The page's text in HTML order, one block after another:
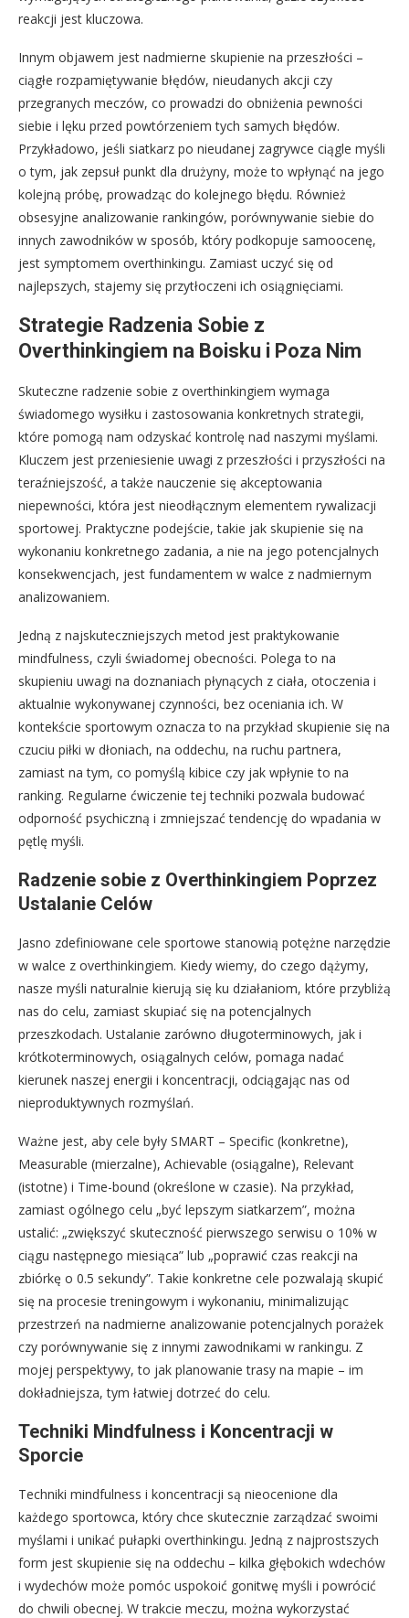
reakcji jest kluczowa.
Innym objawem jest nadmierne skupienie na przeszłości –
ciągłe rozpamiętywanie błędów, nieudanych akcji czy
przegranych meczów, co prowadzi do obniżenia pewności
siebie i lęku przed powtórzeniem tych samych błędów.
Przykładowo, jeśli siatkarz po nieudanej zagrywce ciągle myśli
o tym, jak zepsuł punkt dla drużyny, może to wpłynąć na jego
kolejną próbę, prowadząc do kolejnego błędu. Również
obsesyjne analizowanie rankingów, porównywanie siebie do
innych zawodników w sposób, który podkopuje samoocenę,
jest symptomem overthinkingu. Zamiast uczyć się od
najlepszych, stajemy się przytłoczeni ich osiągnięciami.
Strategie Radzenia Sobie z
Overthinkingiem na Boisku i Poza Nim
Skuteczne radzenie sobie z overthinkingiem wymaga
świadomego wysiłku i zastosowania konkretnych strategii,
które pomogą nam odzyskać kontrolę nad naszymi myślami.
Kluczem jest przeniesienie uwagi z przeszłości i przyszłości na
teraźniejszość, a także nauczenie się akceptowania
niepewności, która jest nieodłącznym elementem rywalizacji
sportowej. Praktyczne podejście, takie jak skupienie się na
wykonaniu konkretnego zadania, a nie na jego potencjalnych
konsekwencjach, jest fundamentem w walce z nadmiernym
analizowaniem.
Jedną z najskuteczniejszych metod jest praktykowanie
mindfulness, czyli świadomej obecności. Polega to na
skupieniu uwagi na doznaniach płynących z ciała, otoczenia i
aktualnie wykonywanej czynności, bez oceniania ich. W
kontekście sportowym oznacza to na przykład skupienie się na
czuciu piłki w dłoniach, na oddechu, na ruchu partnera,
zamiast na tym, co pomyślą kibice czy jak wpłynie to na
ranking. Regularne ćwiczenie tej techniki pozwala budować
odporność psychiczną i zmniejszać tendencję do wpadania w
pętlę myśli.
Radzenie sobie z Overthinkingiem Poprzez
Ustalanie Celów
Jasno zdefiniowane cele sportowe stanowią potężne narzędzie
w walce z overthinkingiem. Kiedy wiemy, do czego dążymy,
nasze myśli naturalnie kierują się ku działaniom, które przybliżą
nas do celu, zamiast skupiać się na potencjalnych
przeszkodach. Ustalanie zarówno długoterminowych, jak i
krótkoterminowych, osiągalnych celów, pomaga nadać
kierunek naszej energii i koncentracji, odciągając nas od
nieproduktywnych rozmyślań.
Ważne jest, aby cele były SMART – Specific (konkretne),
Measurable (mierzalne), Achievable (osiągalne), Relevant
(istotne) i Time-bound (określone w czasie). Na przykład,
zamiast ogólnego celu „być lepszym siatkarzem”, można
ustalić: „zwiększyć skuteczność pierwszego serwisu o 10% w
ciągu następnego miesiąca” lub „poprawić czas reakcji na
zbiórkę o 0.5 sekundy”. Takie konkretne cele pozwalają skupić
się na procesie treningowym i wykonaniu, minimalizując
przestrzeń na nadmierne analizowanie potencjalnych porażek
czy porównywanie się z innymi zawodnikami w rankingu. Z
mojej perspektywy, to jak planowanie trasy na mapie – im
dokładniejsza, tym łatwiej dotrzeć do celu.
Techniki Mindfulness i Koncentracji w
Sporcie
Techniki mindfulness i koncentracji są nieocenione dla
każdego sportowca, który chce skutecznie zarządzać swoimi
myślami i unikać pułapki overthinkingu. Jedną z najprostszych
form jest skupienie się na oddechu – kilka głębokich wdechów
i wydechów może pomóc uspokoić gonitwę myśli i powrócić
do chwili obecnej. W trakcie meczu, można wykorzystać